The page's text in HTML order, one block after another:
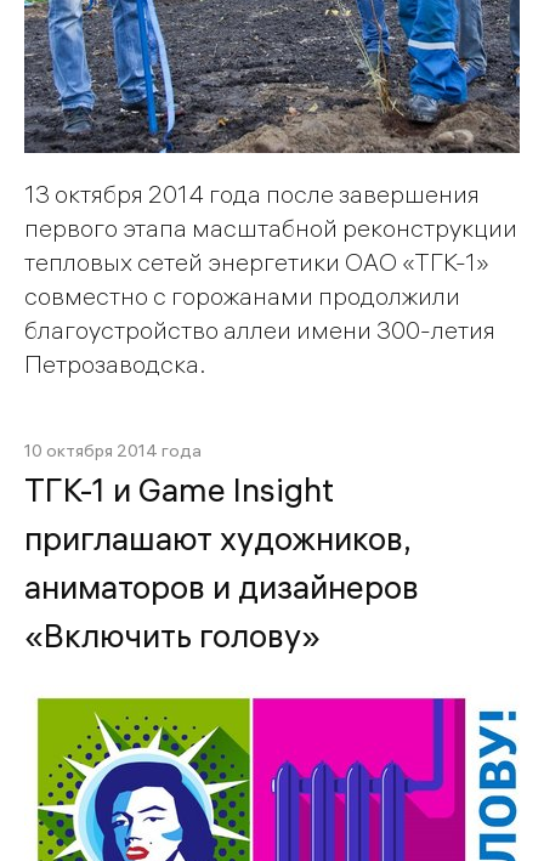
13 октября 2014 года после завершения
первого этапа масштабной реконструкции
тепловых сетей энергетики ОАО «ТГК-1»
совместно с горожанами продолжили
благоустройство аллеи имени 300-летия
Петрозаводска.
10 октября 2014 года
ТГК-1 и Game Insight
приглашают художников,
аниматоров и дизайнеров
«Включить голову»